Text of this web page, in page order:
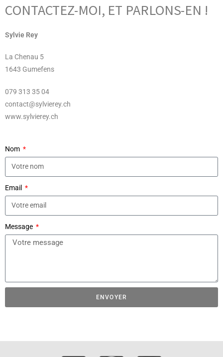
CONTACTEZ-MOI, ET PARLONS-EN !
Sylvie Rey
La Chenau 5
1643 Gumefens
079 313 35 04
contact@sylvierey.ch
www.sylvierey.ch
Nom
Email
Message
ENVOYER